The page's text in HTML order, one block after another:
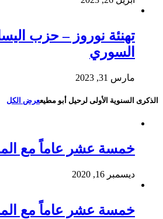
تهنئة نوروز – حزب
السوري
مارس 31, 2023
الذكرى السنوية الأولى لرحيل أبو مطيععرض الكل
خمسة عشر عاماً مع
ديسمبر 16, 2020
خمسة عشر عاماً مع